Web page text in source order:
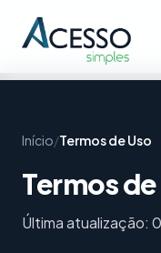
Início/Termos de Uso
Termos
Última atualização: